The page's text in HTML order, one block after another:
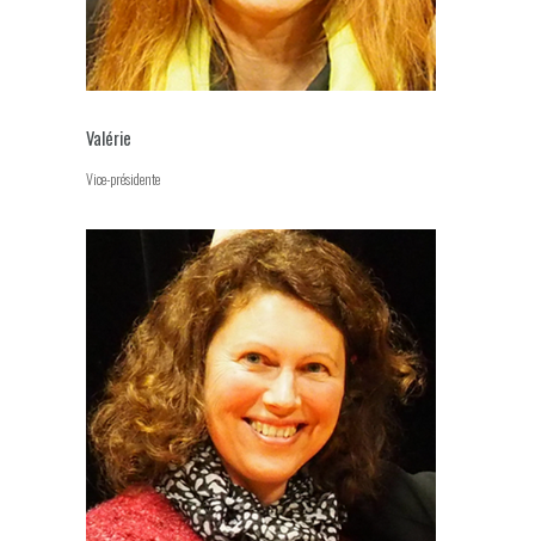
Valérie
Vice-présidente